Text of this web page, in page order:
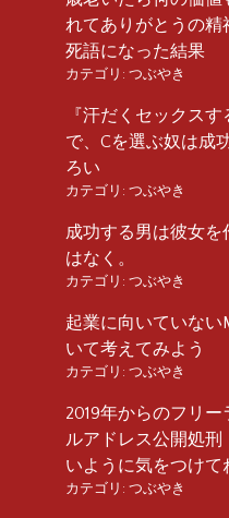
れてありがとうの
死語になった結果
カテゴリ: つぶやき
『汗だくセックス
で、Cを選ぶ奴は成
ろい
カテゴリ: つぶやき
成功する男は彼女
はなく。
カテゴリ: つぶやき
起業に向いていな
いて考えてみよう
カテゴリ: つぶやき
2019年からのフリ
ルアドレス公開処
いように気をつけて
カテゴリ: つぶやき